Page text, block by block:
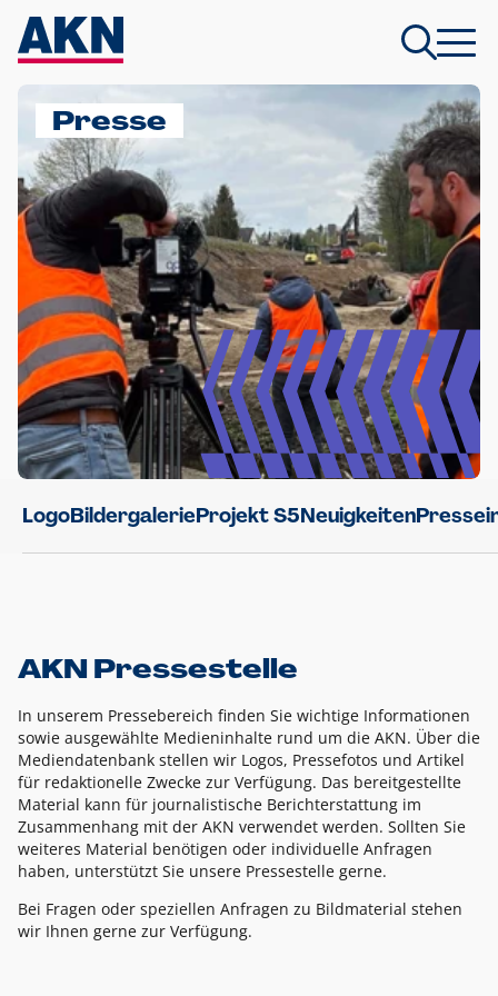
Presse
LogoBildergalerieProjekt S5Neuigkeiten
AKN Pressestelle
In unserem Pressebereich finden Sie wichtige Informationen
sowie ausgewählte Medieninhalte rund um die AKN. Über die
Mediendatenbank stellen wir Logos, Pressefotos und Artikel
für redaktionelle Zwecke zur Verfügung. Das bereitgestellte
Material kann für journalistische Berichterstattung im
Zusammenhang mit der AKN verwendet werden. Sollten Sie
weiteres Material benötigen oder individuelle Anfragen
haben, unterstützt Sie unsere Pressestelle gerne.
Bei Fragen oder speziellen Anfragen zu Bildmaterial stehen
wir Ihnen gerne zur Verfügung.